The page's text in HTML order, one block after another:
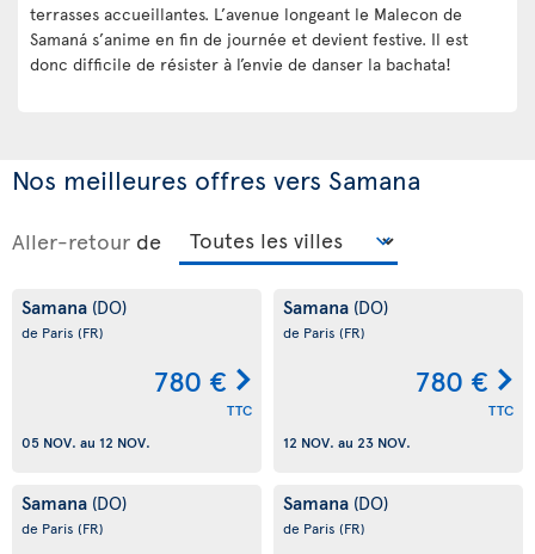
terrasses accueillantes. L’avenue longeant le Malecon de
Samaná s’anime en fin de journée et devient festive. Il est
donc difficile de résister à l’envie de danser la bachata!
Nos meilleures offres vers Samana
Aller-retour de
Samana (DO)
de Paris (FR)
780 €
TTC
05 NOV. au 12 NOV.
Samana (DO)
de Paris (FR)
780 €
TTC
12 NOV. au 23 NOV.
Samana (DO)
de Paris (FR)
Samana (DO)
de Paris (FR)